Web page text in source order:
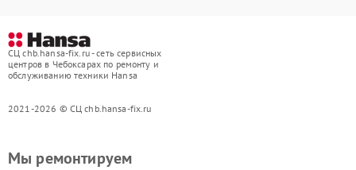
СЦ chb.hansa-fix.ru - сеть сервисных
центров в Чебоксарах по ремонту и
обслуживанию техники Hansa
2021-2026 © СЦ chb.hansa-fix.ru
Мы ремонтируем